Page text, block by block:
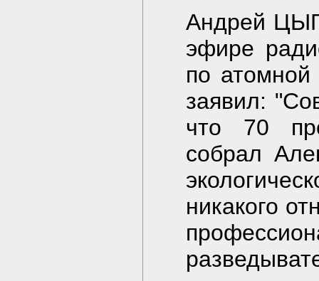
Андрей
эфире
по атомной
заявил:
что 70
собрал
никакого